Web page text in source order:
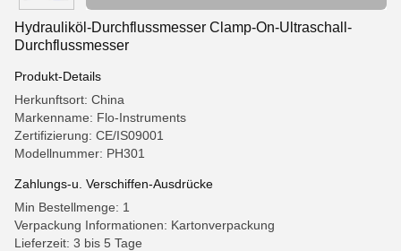
Hydrauliköl-Durchflussmesser Clamp-On-Ultraschall-
Durchflussmesser
Produkt-Details
Herkunftsort: China
Markenname: Flo-Instruments
Zertifizierung: CE/IS09001
Modellnummer: PH301
Zahlungs-u. Verschiffen-Ausdrücke
Min Bestellmenge: 1
Verpackung Informationen: Kartonverpackung
Lieferzeit: 3 bis 5 Tage